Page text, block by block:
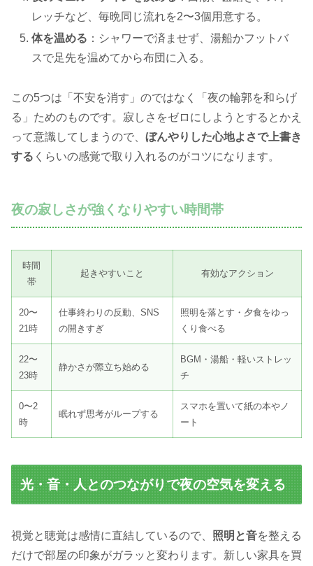
レッチなど、毎晩同じ流れを2〜3個用意する。
体を温める ：シャワーで済ませず、湯船かフットバ
スで足先を温めてから布団に入る。
この5つは「不安を消す」のではなく「夜の輪郭を和らげ
る」ためのものです。寂しさをゼロにしようとするとかえ
って意識してしまうので、 ぼんやりした心地よさで上書き
する くらいの感覚で取り入れるのがコツになります。
夜の寂しさが強くなりやすい時間帯
時間
帯
起きやすいこと 有効なアクション
20〜
21時
仕事終わりの反動、SNS
の開きすぎ
照明を落とす・夕食をゆっ
くり食べる
22〜
23時
静かさが際立ち始める
BGM・湯船・軽いストレッ
チ
0〜2
時
眠れず思考がループする
スマホを置いて紙の本やノ
ート
光・音・人とのつながりで夜の空気を変える
視覚と聴覚は感情に直結しているので、 照明と音を整える
だけで部屋の印象がガラッと変わります。新しい家具を買